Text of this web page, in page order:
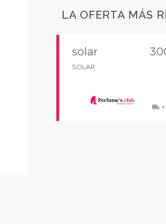
LA OFERTA MÁS
solar
SOLAR
local_shipping